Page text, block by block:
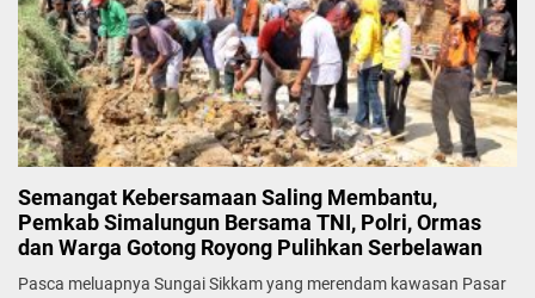
Semangat Kebersamaan Saling Membantu,
Pemkab Simalungun Bersama TNI, Polri, Ormas
dan Warga Gotong Royong Pulihkan Serbelawan
Pasca meluapnya Sungai Sikkam yang merendam kawasan Pasar